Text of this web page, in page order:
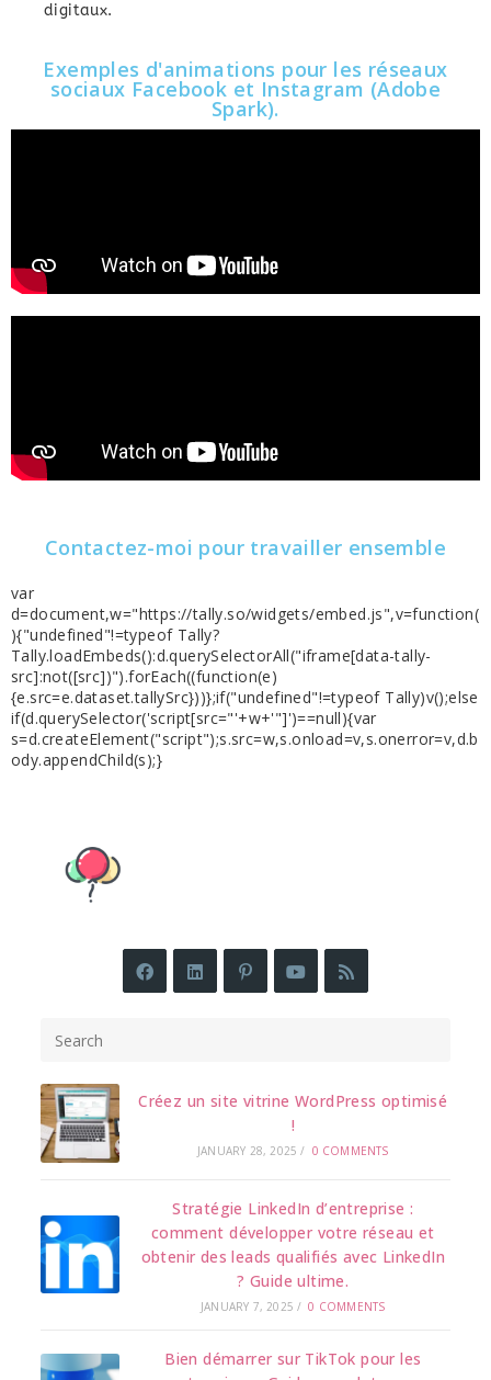
digitaux.
Exemples d'animations pour les réseaux
sociaux Facebook et Instagram (Adobe
Spark).
Contactez-moi pour travailler ensemble
var
d=document,w="https://tally.so/widgets/embed.js",v=function(
){"undefined"!=typeof Tally?
Tally.loadEmbeds():d.querySelectorAll("iframe[data-tally-
src]:not([src])").forEach((function(e)
{e.src=e.dataset.tallySrc}))};if("undefined"!=typeof Tally)v();else
if(d.querySelector('script[src="'+w+'"]')==null){var
s=d.createElement("script");s.src=w,s.onload=v,s.onerror=v,d.b
ody.appendChild(s);}
Créez un site vitrine WordPress optimisé
!
JANUARY 28, 2025 / 0 COMMENTS
Stratégie LinkedIn d’entreprise :
comment développer votre réseau et
obtenir des leads qualifiés avec LinkedIn
? Guide ultime.
JANUARY 7, 2025 / 0 COMMENTS
Bien démarrer sur TikTok pour les